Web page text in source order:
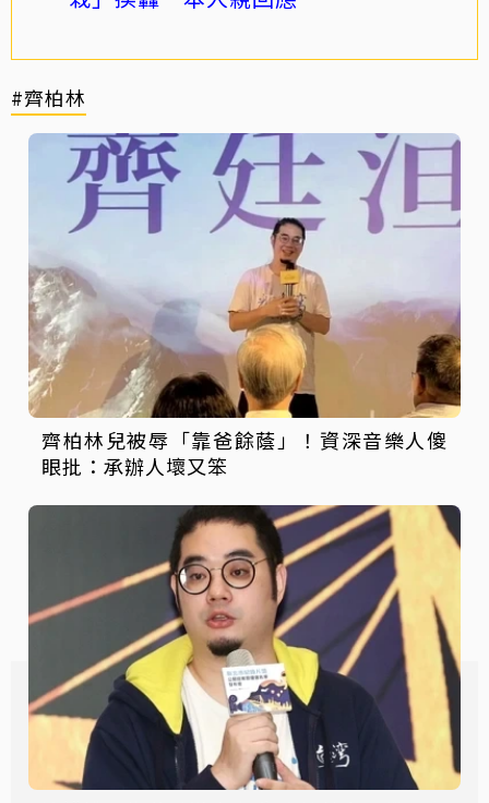
#齊柏林
齊柏林兒被辱「靠爸餘蔭」！資深音樂人傻
眼批：承辦人壞又笨